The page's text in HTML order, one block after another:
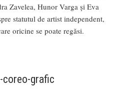
Zavelea, Hunor Varga și Eva
statutul de artist independent,
oricine se poate regăsi.
coreo-grafic